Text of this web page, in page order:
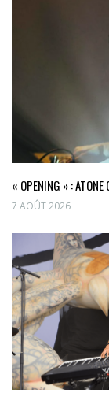
« OPENING » : ATONE
7 AOÛT 2026